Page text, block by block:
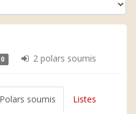
2 polars soumis
Polars soumis Listes